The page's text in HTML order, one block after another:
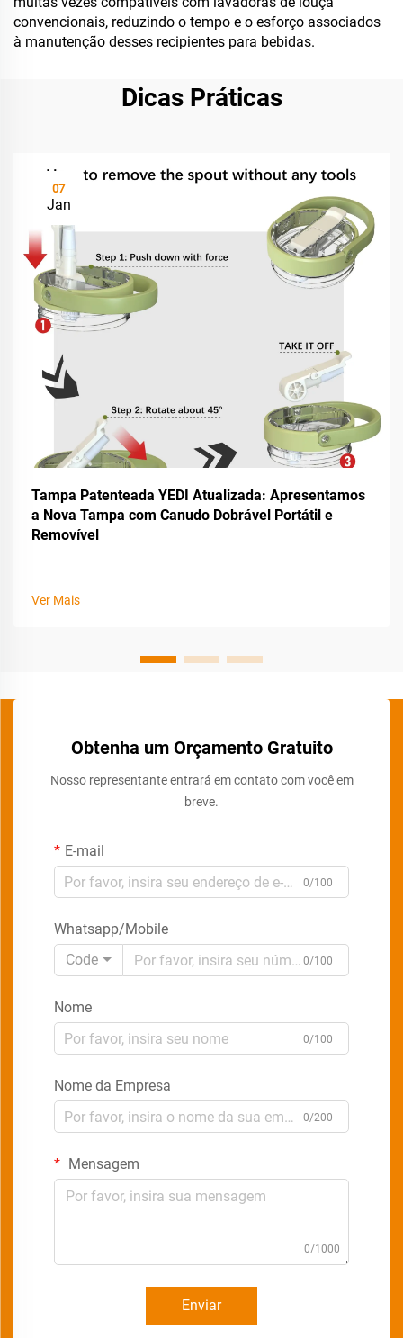
convencionais, reduzindo o tempo e o esforço associados
à manutenção desses recipientes para bebidas.
Dicas Práticas
07
Jan
Tampa Patenteada YEDI Atualizada: Apresentamos
a Nova Tampa com Canudo Dobrável Portátil e
Removível
Ver Mais
Obtenha um Orçamento Gratuito
Nosso representante entrará em contato com você em
breve.
E-mail
0/100
Whatsapp/Mobile
Code
0/100
Nome
0/100
Nome da Empresa
0/200
Mensagem
0/1000
Enviar